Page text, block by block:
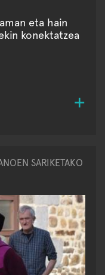
eta hain
konektatzea
SARIKETAKO